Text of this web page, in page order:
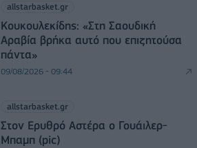
allstarbasket.gr
Κουκουλεκίδης: «Στη Σαουδική
Αραβία βρήκα αυτό που επιζητούσα
πάντα»
09/08/2026 - 09:44
allstarbasket.gr
Στον Ερυθρό Αστέρα ο Γουάιλερ-
Μπαμπ (pic)